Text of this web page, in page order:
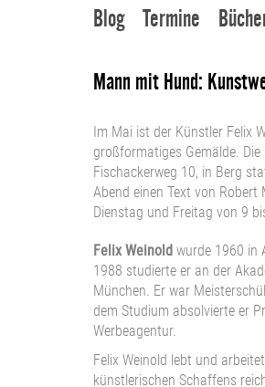
Blog Termine
Mann mit Hund:
Im Mai ist der Künstler Felix
großformatiges Gemälde.
Fischackerweg 10, in Berg
Abend einen Text von
Dienstag und Freitag von 9
Felix Weinold wurde 1960 in
1988 studierte er an der
München. Er war
dem Studium absolvierte er
Werbeagentur.
Felix Weinold lebt und
künstlerischen Schaffens